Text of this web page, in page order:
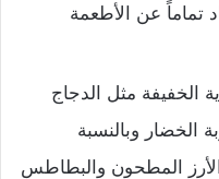
تماماً عن الأطعمة
الخفيفة مثل الدجاج
الخضار وبالنسبة
المطحون والبطاطس